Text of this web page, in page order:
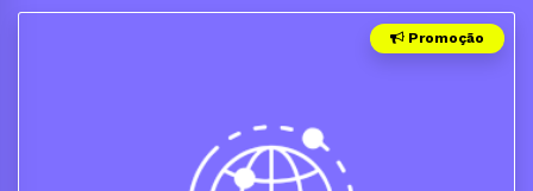
Promoção